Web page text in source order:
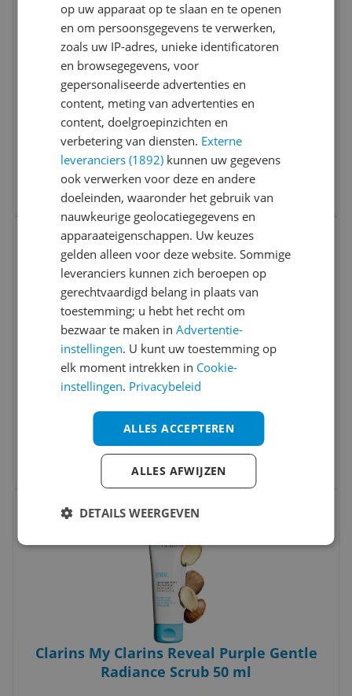
Clarins Age-Defying & Firming Essentials
Set 375 ml
v.a. € 45,50
3 prijzen
Ga naar goedkoopste
Vergelijken
Clarins Purifying Gentle Foaming
Cleanser 125ml Set 3 Pieces
€ 53,75
Bekijk meer informatie
Bekijk product
Vergelijken
Clarins My Clarins Reveal Purple Gentle
Radiance Scrub 50 ml
op uw apparaat op te slaan en te openen
en om persoonsgegevens te verwerken,
zoals uw IP-adres, unieke identificatoren
en browsegegevens, voor
gepersonaliseerde advertenties en
content, meting van advertenties en
content, doelgroepinzichten en
verbetering van diensten. Externe
leveranciers (1892) kunnen uw gegevens
ook verwerken voor deze en andere
doeleinden, waaronder het gebruik van
nauwkeurige geolocatiegegevens en
apparaateigenschappen. Uw keuzes
gelden alleen voor deze website. Sommige
leveranciers kunnen zich beroepen op
gerechtvaardigd belang in plaats van
toestemming; u hebt het recht om
bezwaar te maken inAdvertentie-
instellingen. U kunt uw toestemming op
elk moment intrekken in Cookie-
instellingen. Privacybeleid
ALLES ACCEPTEREN
ALLES AFWIJZEN
DETAILS WEERGEVEN